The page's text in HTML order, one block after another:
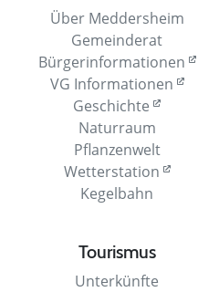
Über Meddersheim
Gemeinderat
Bürgerinformationen
VG Informationen
Geschichte
Naturraum
Pflanzenwelt
Wetterstation
Kegelbahn
Tourismus
Unterkünfte